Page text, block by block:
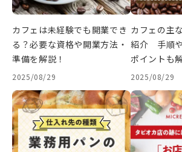
カフェは未経験でも開業でき
る？必要な資格や開業方法・
準備を解説！
2025/08/29
カフェの主
紹介 手順
ポイントも
2025/08/29